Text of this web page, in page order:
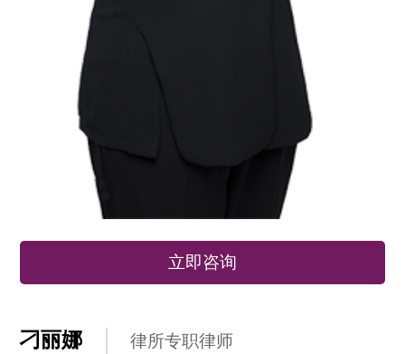
立即咨询
刁丽娜 律所专职律师